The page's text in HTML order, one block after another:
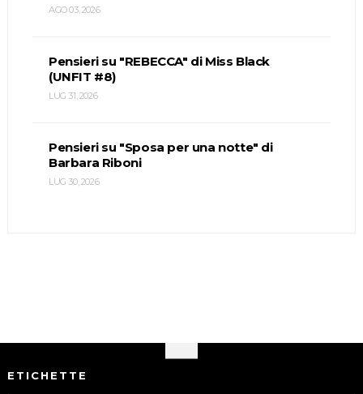
AGO 03, 2026
Pensieri su "REBECCA" di Miss Black
(UNFIT #8)
LUG 31, 2026
Pensieri su "Sposa per una notte" di
Barbara Riboni
LUG 30, 2026
ETICHETTE